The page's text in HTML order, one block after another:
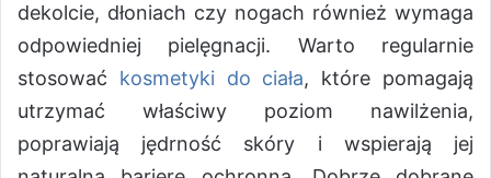
dekolcie, dłoniach czy nogach również wymaga
odpowiedniej pielęgnacji. Warto regularnie
stosować kosmetyki do ciała, które pomagają
utrzymać właściwy poziom nawilżenia,
poprawiają jędrność skóry i wspierają jej